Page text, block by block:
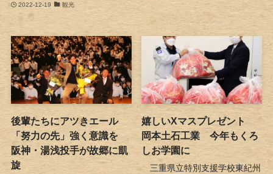
2022-12-19 観光
後輩たちにアツきエール
「努力の先」強く意識を
阪神・湯浅投手が故郷に凱
旋
嬉しいXマスプレゼント
岡本土石工業 今年もくろ
しお学園に
三重県立特別支援学校東紀州